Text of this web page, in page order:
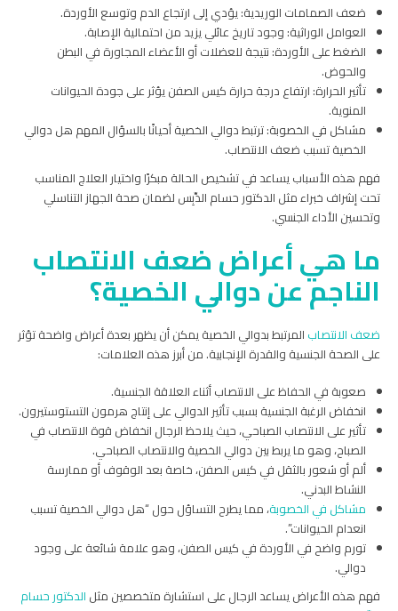
ضعف الصمامات الوريدية: يؤدي إلى ارتجاع الدم وتوسع الأوردة.
العوامل الوراثية: وجود تاريخ عائلي يزيد من احتمالية الإصابة.
الضغط على الأوردة: نتيجة للعضلات أو الأعضاء المجاورة في البطن
والحوض.
تأثير الحرارة: ارتفاع درجة حرارة كيس الصفن يؤثر على جودة الحيوانات
المنوية.
مشاكل في الخصوبة: ترتبط دوالي الخصية أحيانًا بالسؤال المهم هل دوالي
الخصية تسبب ضعف الانتصاب.
فهم هذه الأسباب يساعد في تشخيص الحالة مبكرًا واختيار العلاج المناسب
تحت إشراف خبراء مثل الدكتور حسام الدِّبِس لضمان صحة الجهاز التناسلي
وتحسين الأداء الجنسي.
ما هي أعراض ضعف الانتصاب
الناجم عن دوالي الخصية؟
ضعف الانتصاب المرتبط بدوالي الخصية يمكن أن يظهر بعدة أعراض واضحة تؤثر
على الصحة الجنسية والقدرة الإنجابية. من أبرز هذه العلامات:
صعوبة في الحفاظ على الانتصاب أثناء العلاقة الجنسية.
انخفاض الرغبة الجنسية بسبب تأثير الدوالي على إنتاج هرمون التستوستيرون.
تأثير على الانتصاب الصباحي، حيث يلاحظ الرجال انخفاض قوة الانتصاب في
الصباح، وهو ما يربط بين دوالي الخصية والانتصاب الصباحي.
ألم أو شعور بالثقل في كيس الصفن، خاصة بعد الوقوف أو ممارسة
النشاط البدني.
مشاكل في الخصوبة، مما يطرح التساؤل حول “هل دوالي الخصية تسبب
انعدام الحيوانات”.
تورم واضح في الأوردة في كيس الصفن، وهو علامة شائعة على وجود
دوالي.
فهم هذه الأعراض يساعد الرجال على استشارة متخصصين مثل الدكتور حسام